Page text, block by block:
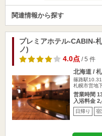
関連情報から探す
プレミアホテル-CABIN-
ノ)
4.0点/ 5 件
北海道 /
篠路駅
札幌市営地
営業時間
入浴料金
日帰り 宿